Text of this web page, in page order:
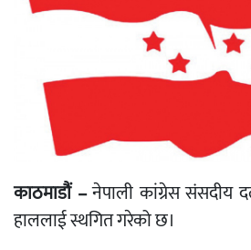
काठमाडौं –नेपाली कांग्रेस संसदीय
हाललाई स्थगित गरेको छ।